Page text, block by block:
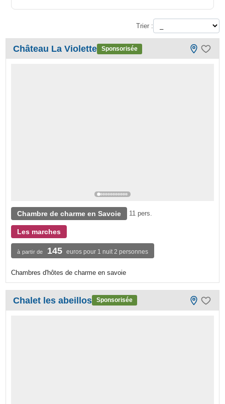
Trier :
Château La Violette Sponsorisée
Chambre de charme en Savoie 11 pers.
Les marches
à partir de 145 euros pour 1 nuit 2 personnes
Chambres d'hôtes de charme en savoie
Chalet les abeillos Sponsorisée